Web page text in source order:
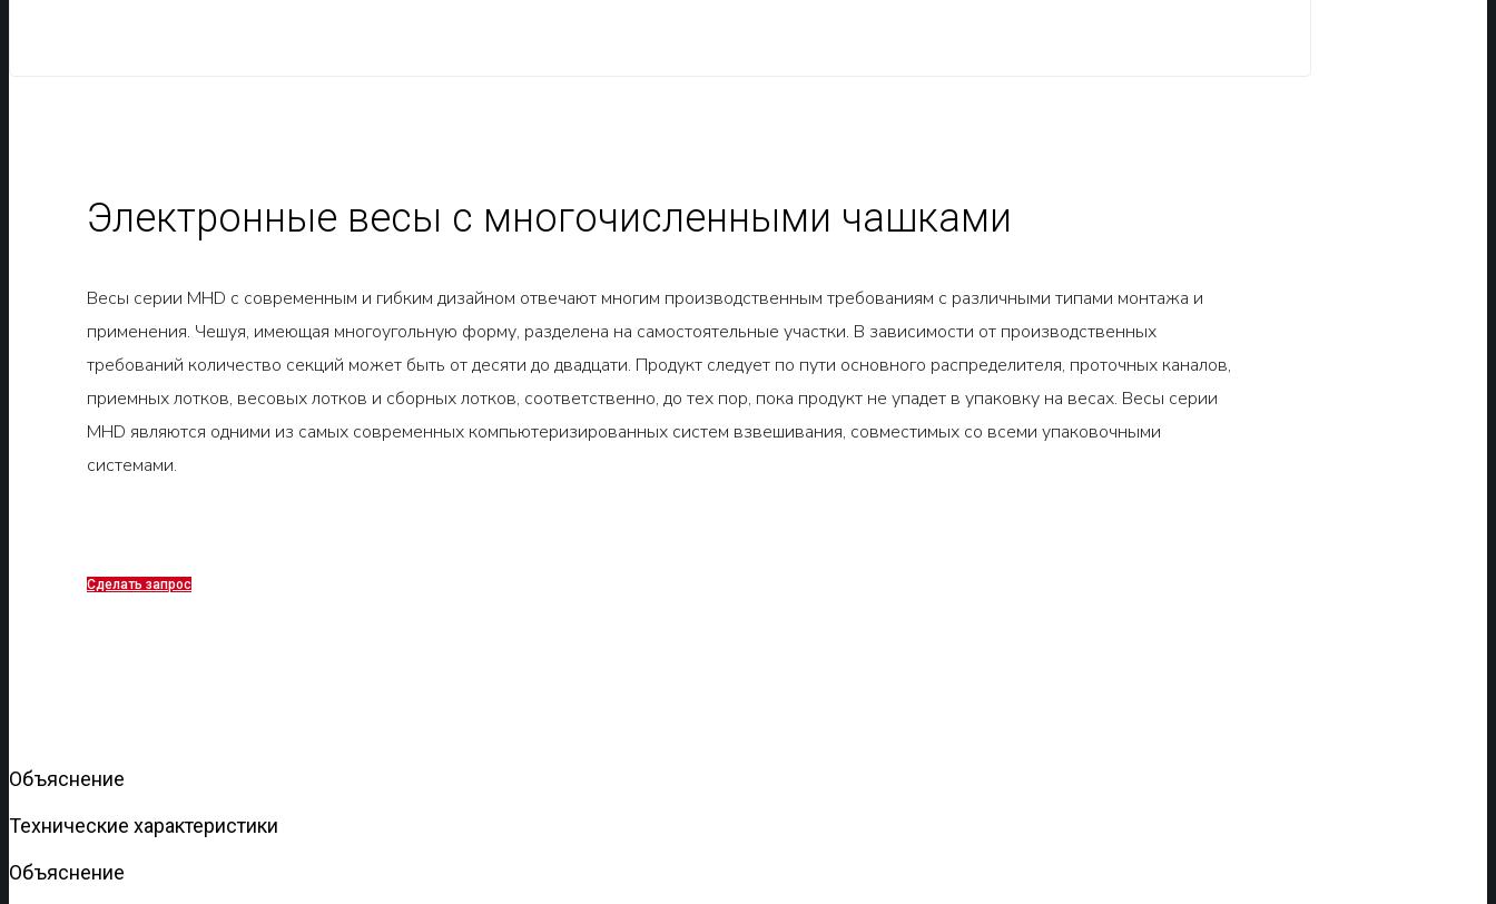
Электронные весы с многочисленными чашками
Весы серии MHD с современным и гибким дизайном отвечают многим производственным требованиям с различными типами монтажа и
применения. Чешуя, имеющая многоугольную форму, разделена на самостоятельные участки. В зависимости от производственных
требований количество секций может быть от десяти до двадцати. Продукт следует по пути основного распределителя, проточных каналов,
приемных лотков, весовых лотков и сборных лотков, соответственно, до тех пор, пока продукт не упадет в упаковку на весах. Весы серии
MHD являются одними из самых современных компьютеризированных систем взвешивания, совместимых со всеми упаковочными
системами.
Сделать запрос
Объяснение
Технические характеристики
Объяснение